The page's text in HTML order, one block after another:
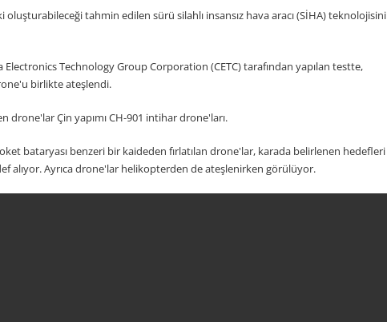
oluşturabileceği tahmin edilen sürü silahlı insansız hava aracı (SİHA) teknolojisini
Technology Group Corporation (CETC) tarafından yapılan testte,
birlikte ateşlendi.
drone'lar Çin yapımı CH-901 intihar drone'ları.
bataryası benzeri bir kaideden fırlatılan drone'lar, karada belirlenen hedefleri
alıyor. Ayrıca drone'lar helikopterden de ateşlenirken görülüyor.